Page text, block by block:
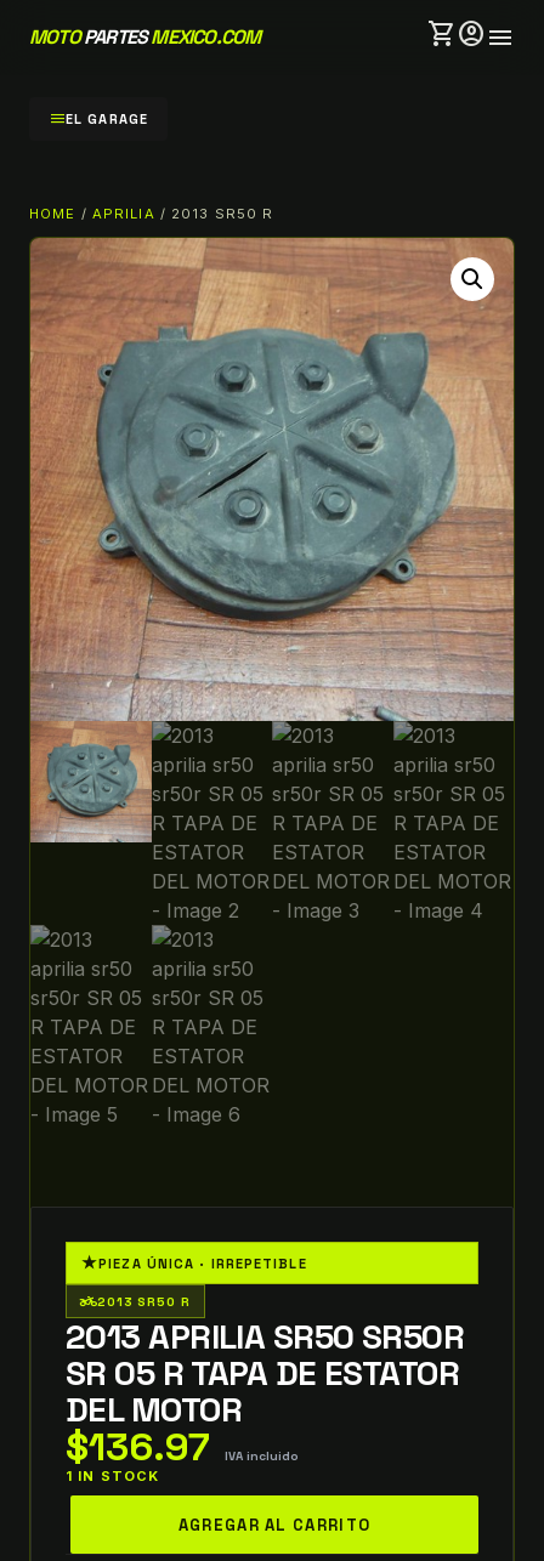
MOTOPARTESMEXICO.COM shopping_cartaccount_circlemenu
menuEL GARAGE
HOME / APRILIA / 2013 SR50 R
★PIEZA ÚNICA · IRREPETIBLE
two_wheeler2013 SR50 R
2013 APRILIA SR50 SR50R
SR 05 R TAPA DE ESTATOR
DEL MOTOR
$136.97 IVA incluido
1 IN STOCK
AGREGAR AL CARRITO